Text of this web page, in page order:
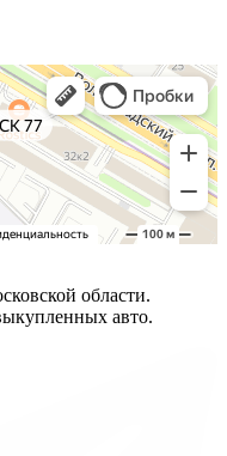
области.
авто.